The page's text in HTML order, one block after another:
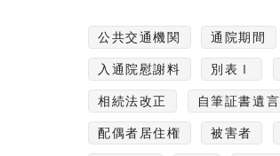
公共交通機関 通院期間
入通院慰謝料 別表Ⅰ
相続法改正 自筆証書遺言
配偶者居住権 被害者